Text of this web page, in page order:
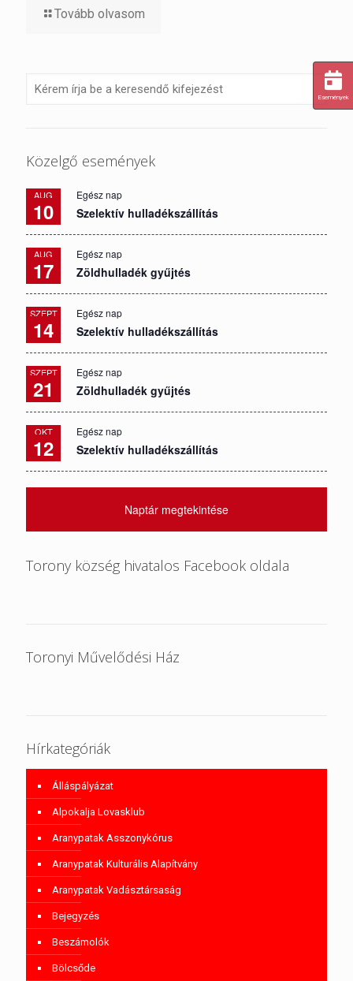
Tovább olvasom
Közelgő események
AUG
10
Egész nap
Szelektív hulladékszállítás
AUG
17
Egész nap
Zöldhulladék gyűjtés
SZEPT
14
Egész nap
Szelektív hulladékszállítás
SZEPT
21
Egész nap
Zöldhulladék gyűjtés
OKT
12
Egész nap
Szelektív hulladékszállítás
Naptár megtekintése
Torony község hivatalos Facebook oldala
Toronyi Művelődési Ház
Hírkategóriák
Álláspályázat
Alpokalja Lovasklub
Aranypatak Asszonykórus
Aranypatak Kulturális Alapítvány
Aranypatak Vadásztársaság
Bejegyzés
Beszámolók
Bölcsőde
Események